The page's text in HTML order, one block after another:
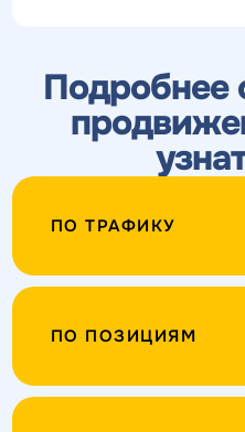
Подробнее
ПО ТРАФИКУ
ПО ПОЗИЦИЯМ